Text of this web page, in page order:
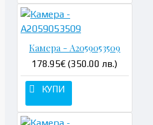
Камера - A2059053509
178.95€ (350.00 лв.)
КУПИ